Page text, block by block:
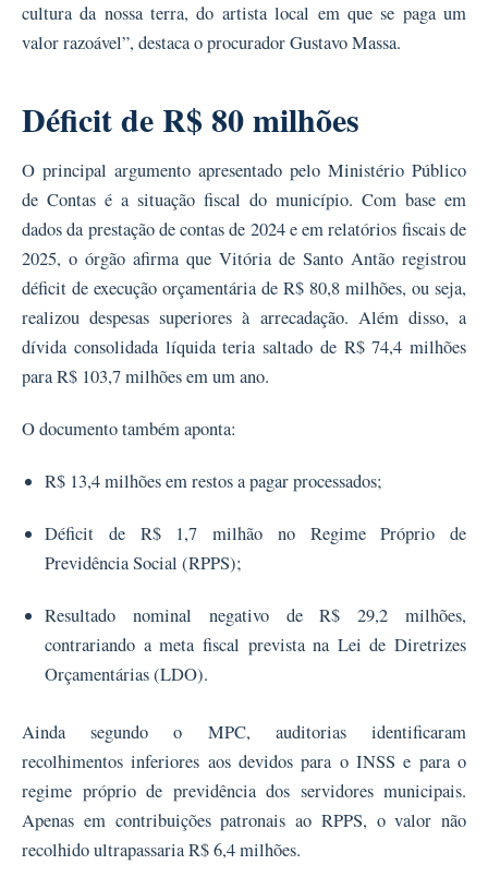
cultura da nossa terra, do artista local em que se paga um
valor razoável”, destaca o procurador Gustavo Massa.
Déficit de R$ 80 milhões
O principal argumento apresentado pelo Ministério Público
de Contas é a situação fiscal do município. Com base em
dados da prestação de contas de 2024 e em relatórios fiscais de
2025, o órgão afirma que Vitória de Santo Antão registrou
déficit de execução orçamentária de R$ 80,8 milhões, ou seja,
realizou despesas superiores à arrecadação. Além disso, a
dívida consolidada líquida teria saltado de R$ 74,4 milhões
para R$ 103,7 milhões em um ano.
O documento também aponta:
R$ 13,4 milhões em restos a pagar processados;
Déficit de R$ 1,7 milhão no Regime Próprio de
Previdência Social (RPPS);
Resultado nominal negativo de R$ 29,2 milhões,
contrariando a meta fiscal prevista na Lei de Diretrizes
Orçamentárias (LDO).
Ainda segundo o MPC, auditorias identificaram
recolhimentos inferiores aos devidos para o INSS e para o
regime próprio de previdência dos servidores municipais.
Apenas em contribuições patronais ao RPPS, o valor não
recolhido ultrapassaria R$ 6,4 milhões.